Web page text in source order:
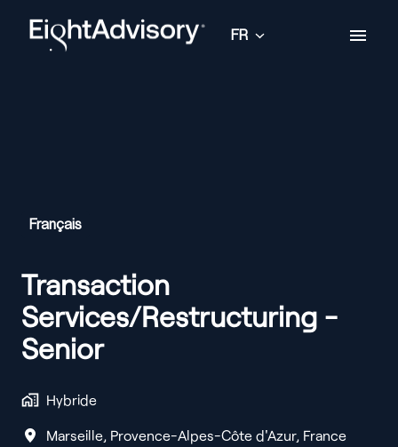
contenu
Page d'accueil
FR
Français
Transaction
Services/Restructuring -
Senior
Hybride
Marseille, Provence-Alpes-Côte d'Azur, France